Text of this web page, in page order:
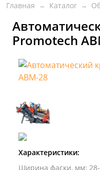
Главная Каталог
Promotech
Характеристики:
Ширина фаски, мм: